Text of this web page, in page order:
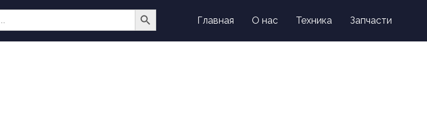
Search Button
Главная
О нас Техника Запчасти